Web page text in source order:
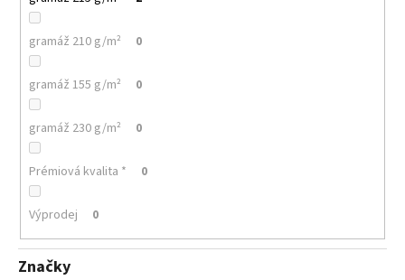
gramáž 210 g/m² 0
gramáž 155 g/m² 0
gramáž 230 g/m² 0
Prémiová kvalita * 0
Výprodej 0
Značky
122
DÁMSKÉ
TRIČKO,
150
G,
100%
BAVLNA,
PROJMUTÝ
STŘIH
85
Kč